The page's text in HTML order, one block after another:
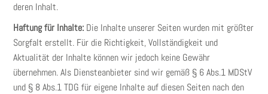
deren Inhalt.
Haftung für Inhalte: Die Inhalte unserer Seiten wurden mit größter
Sorgfalt erstellt. Für die Richtigkeit, Vollständigkeit und
Aktualität der Inhalte können wir jedoch keine Gewähr
übernehmen. Als Diensteanbieter sind wir gemäß § 6 Abs.1 MDStV
und § 8 Abs.1 TDG für eigene Inhalte auf diesen Seiten nach den